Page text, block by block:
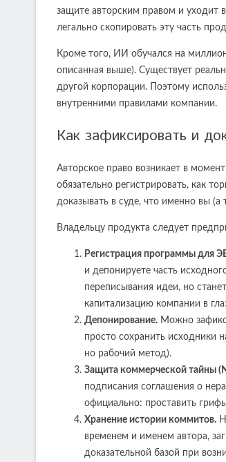
защите авторским правом и уходит
легально скопировать эту часть
Кроме того, ИИ обучался на
описанная выше). Существует
другой корпорации. Поэтому
внутренними правилами компании.
Как зафиксировать и
Авторское право возникает в
обязательно регистрировать, как
доказывать в суде, что именно вы
Владельцу продукта следует
Регистрация программы для
и депонируете часть
переписывания идеи, но
капитализацию компании в
Депонирование. Можно
просто сохранить исходники
но рабочий метод).
Защита коммерческой тайны
подписания соглашения о
официально: проставить
Хранение истории коммитов.
временем и именем автора,
доказательной базой при